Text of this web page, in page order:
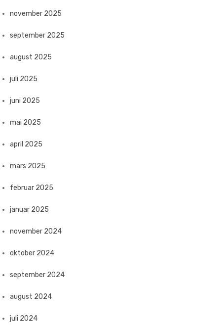
november 2025
september 2025
august 2025
juli 2025
juni 2025
mai 2025
april 2025
mars 2025
februar 2025
januar 2025
november 2024
oktober 2024
september 2024
august 2024
juli 2024